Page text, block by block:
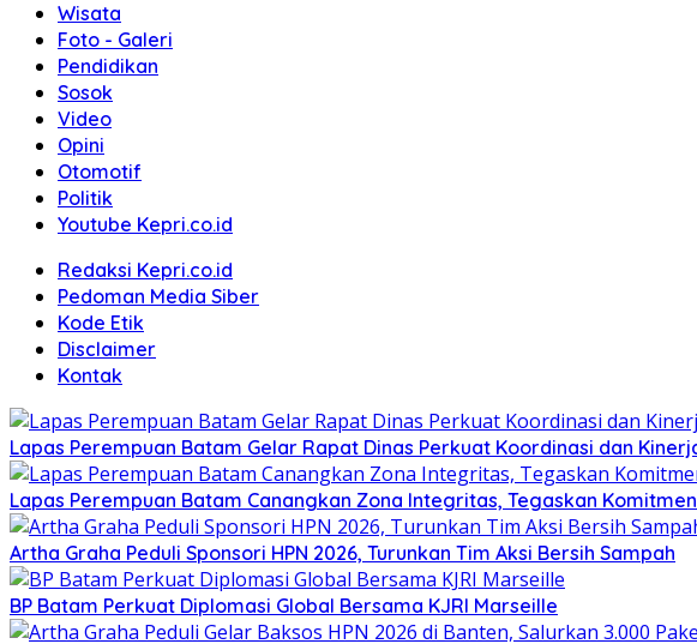
Wisata
Foto - Galeri
Pendidikan
Sosok
Video
Opini
Otomotif
Politik
Youtube Kepri.co.id
Redaksi Kepri.co.id
Pedoman Media Siber
Kode Etik
Disclaimer
Kontak
Lapas Perempuan Batam Gelar Rapat Dinas Perkuat Koordinasi dan
Lapas Perempuan Batam Canangkan Zona Integritas, Tegaskan
Artha Graha Peduli Sponsori HPN 2026, Turunkan Tim Aksi Bersih Sampah
BP Batam Perkuat Diplomasi Global Bersama KJRI Marseille